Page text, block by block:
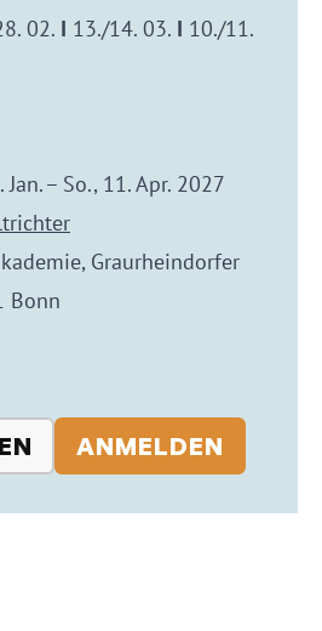
02. I 13./14. 03. I 10./11.
Jan. – So., 11. Apr. 2027
Graurheindorfer
Bonn
ANMELDEN